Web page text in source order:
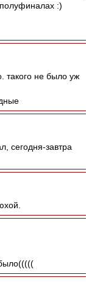
:)
такого не было уж
сегодня-завтра